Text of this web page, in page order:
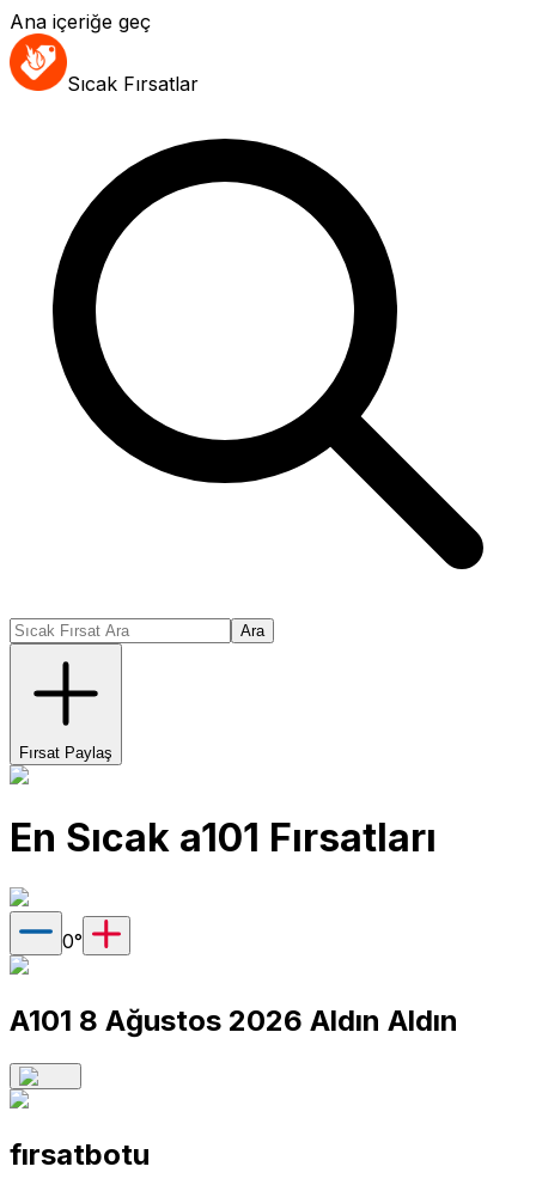
Ana içeriğe geç
Sıcak Fırsatlar
Ara
Fırsat Paylaş
En Sıcak a101 Fırsatları
0°
A101 8 Ağustos 2026 Aldın Aldın
fırsatbotu